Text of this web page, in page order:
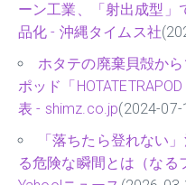
ーン工業、「射出成型」
品化 - 沖縄タイムス社
ホタテの廃棄貝殻か
ポッド「
表 - shimz.co.jp(2024-07-
「落ちたら登れない
る危険な瞬間とは（なる